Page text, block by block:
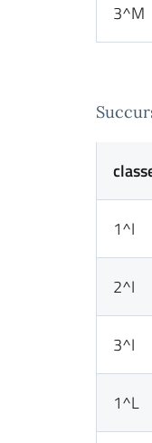
3^M
1^I
2^I
3^I
1^L